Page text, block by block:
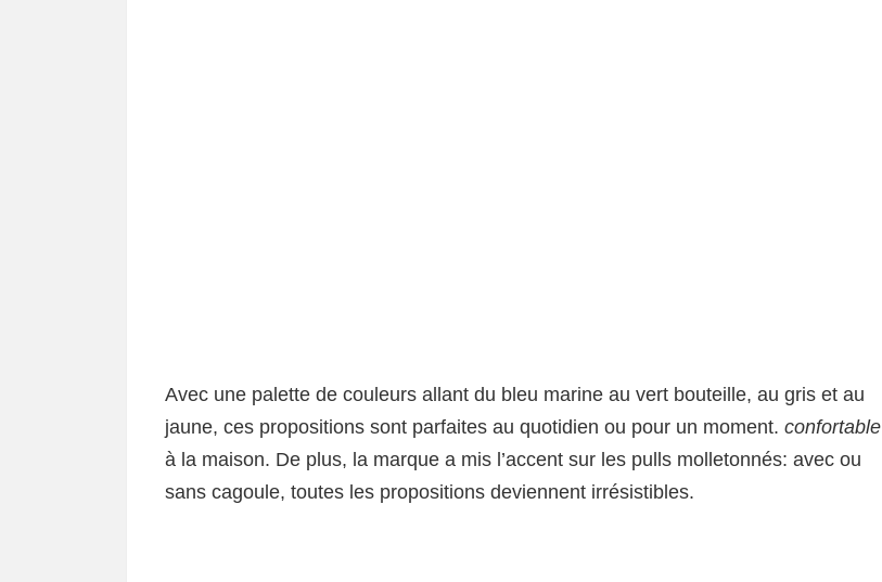
Avec une palette de couleurs allant du bleu marine au vert bouteille, au gris et au
jaune, ces propositions sont parfaites au quotidien ou pour un moment. confortable
à la maison. De plus, la marque a mis l’accent sur les pulls molletonnés: avec ou
sans cagoule, toutes les propositions deviennent irrésistibles.